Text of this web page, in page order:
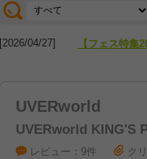
[2026/07/28] 【ライブ動員
[2026/04/27] 【フェス特集
UVERworld
UVERworld KING'S
レビュー：9件 ク